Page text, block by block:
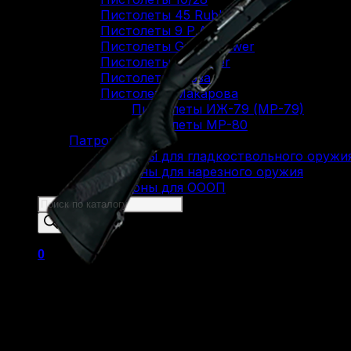
Пистолеты 45 Rubber
Пистолеты 9 Р.А.
Пистолеты Grand Power
Пистолеты Streamer
Пистолеты Гроза
Пистолеты Макарова
Пистолеты ИЖ-79 (МР-79)
Пистолеты МР-80
Патроны
Патроны для гладкоствольного
Патроны для нарезного оружия
Патроны для ОООП
Поиск
товаров
0